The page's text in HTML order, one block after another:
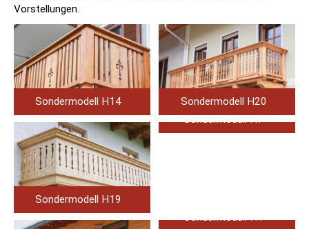
Vorstellungen.
Sondermodell H14 Sondermodell H20
Sondermodell H19
Sondermodell H7
Sondermodell H1